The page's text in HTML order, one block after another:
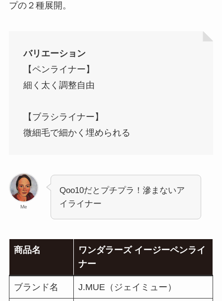
プの２種展開。
バリエーション
【ペンライナー】
細く太く調整自由
【ブラシライナー】
微細毛で細かく埋められる
Me
Qoo10だとプチプラ！滲まないア
イライナー
商品名
ワンダラーズ イージーペンライ
ナー
ブランド名 J.MUE（ジェイミュー）